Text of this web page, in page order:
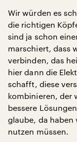
Wir würden es
die richtigen
sind ja schon
marschiert, dass
verbinden, das
hier dann die
schafft, diese
kombinieren, der
bessere
glaube, da haben
nutzen müssen.